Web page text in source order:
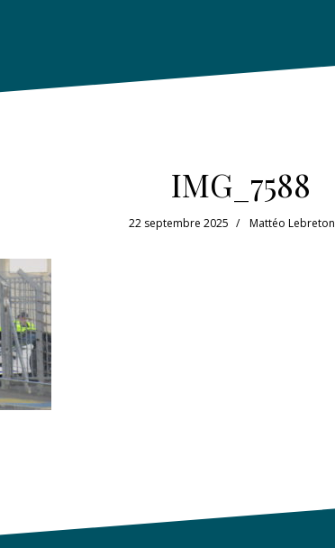
IMG_7588
22 septembre 2025 Mattéo Lebreton